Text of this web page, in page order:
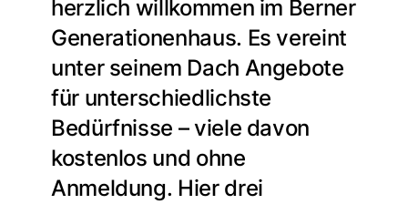
herzlich willkommen im Berner
Generationenhaus. Es vereint
unter seinem Dach Angebote
für unterschiedlichste
Bedürfnisse – viele davon
kostenlos und ohne
Anmeldung. Hier drei